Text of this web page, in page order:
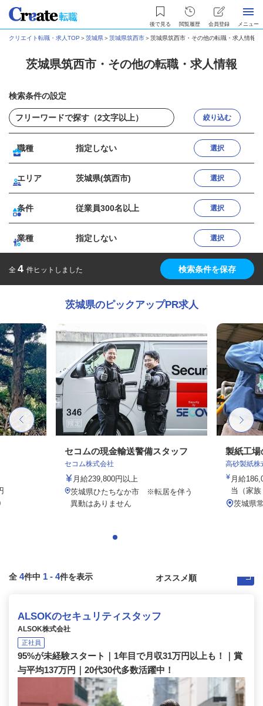
後で見る 閲覧履歴 会員登録 メニュー
クリエイト転職・求人TOP ＞茨城県＞茨城県筑西市＞茨城県筑西市・その他の転職・求人情報
茨城県筑西市・その他の転職・求人情報
検索条件の設定
絞り込む
職種 指定しない 選択
エリア 茨城県(筑西市) 選択
条件 従業員300名以上 選択
業種 指定しない 選択
全 4 件ヒットしました 検索条件を保存
茨城県のピックアップPR求人
セコムの現金輸送警備スタッフ
セコム株式会社
月給239,800円以上
茨城県ひたちなか市 ※転居を伴う
異動はありません
製紙工場
高砂製紙株
月給
当（家
茨城県
全 4件中 1 - 4件を表示
ALSOKのセキュリティスタッフ
ALSOK株式会社
正社員
95%が未経験スタート｜1年目で月収31万円以上も！｜賞
与平均137万円｜20代30代多数活躍中！